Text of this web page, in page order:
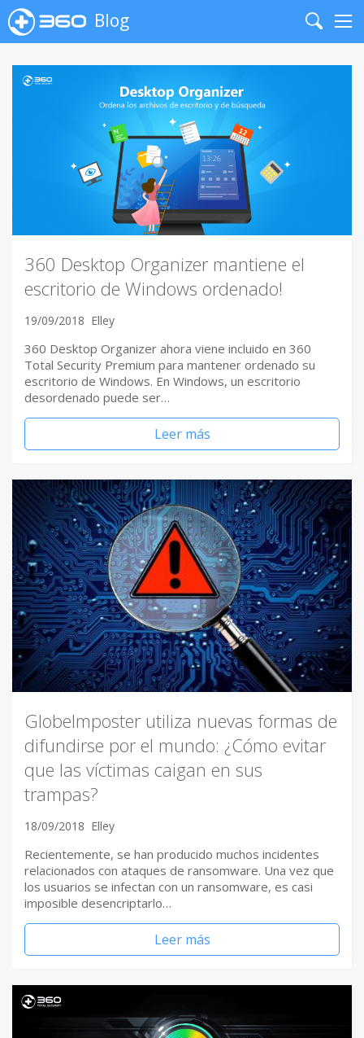
Blog
Search
360 Desktop Organizer mantiene el
escritorio de Windows ordenado!
19/09/2018 Elley
360 Desktop Organizer ahora viene incluido en 360
Total Security Premium para mantener ordenado su
escritorio de Windows. En Windows, un escritorio
desordenado puede ser…
Leer más
GlobeImposter utiliza nuevas formas de
difundirse por el mundo: ¿Cómo evitar
que las víctimas caigan en sus
trampas?
18/09/2018 Elley
Recientemente, se han producido muchos incidentes
relacionados con ataques de ransomware. Una vez que
los usuarios se infectan con un ransomware, es casi
imposible desencriptarlo…
Leer más